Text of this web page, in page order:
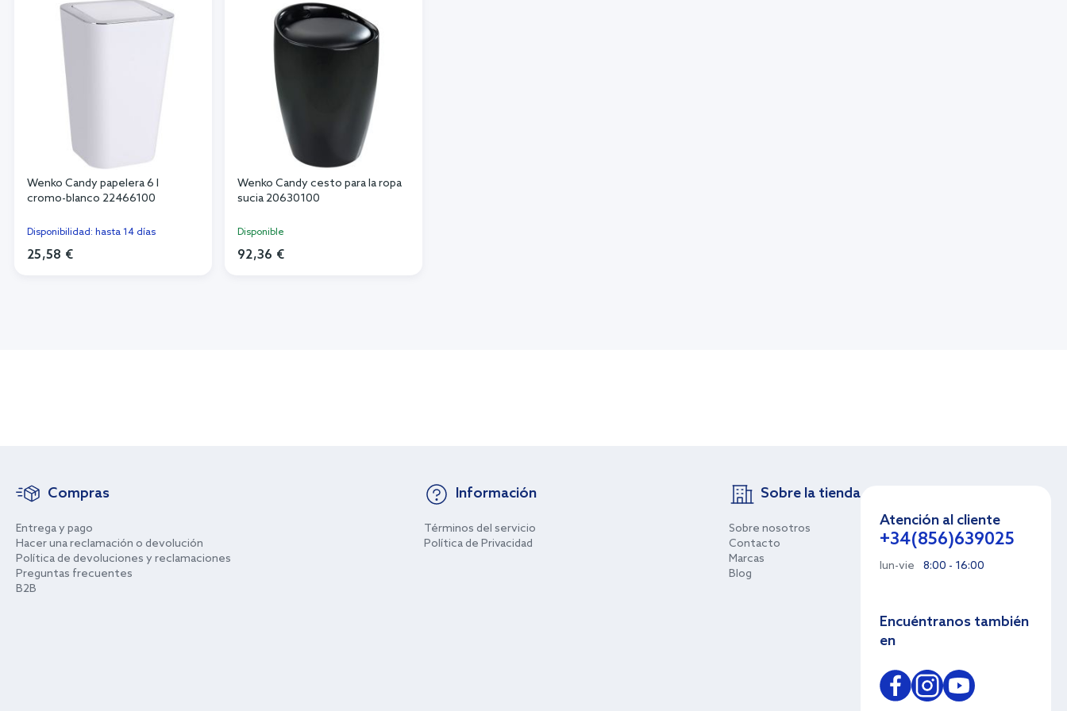
Wenko Candy papelera 6 l
cromo-blanco 22466100
Disponibilidad: hasta 14 días
25,58 €
Wenko Candy cesto para la ropa
sucia 20630100
Disponible
92,36 €
Compras
Entrega y pago
Hacer una reclamación o devolución
Política de devoluciones y reclamaciones
Preguntas frecuentes
B2B
Información
Términos del servicio
Política de Privacidad
Sobre la tienda
Sobre nosotros
Contacto
Marcas
Blog
Atención al cliente
+34(856)639025
lun-vie 8:00 - 16:00
Encuéntranos también
en